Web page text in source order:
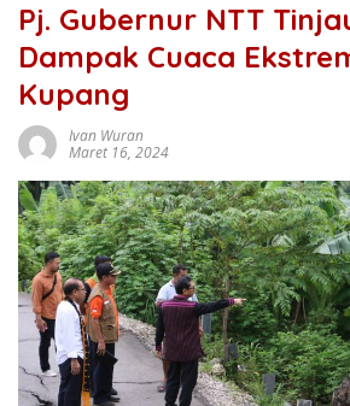
Pj. Gubernur NTT
Dampak Cuaca
Kupang
Ivan Wuran
Maret 16, 2024